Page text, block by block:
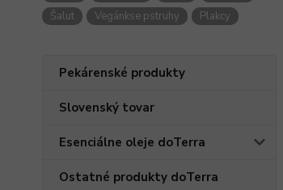
Šalut
Vegánkse pstruhy Plakcy
Pekárenské produkty
Slovenský tovar
Esenciálne oleje doTerra
Ostatné produkty doTerra